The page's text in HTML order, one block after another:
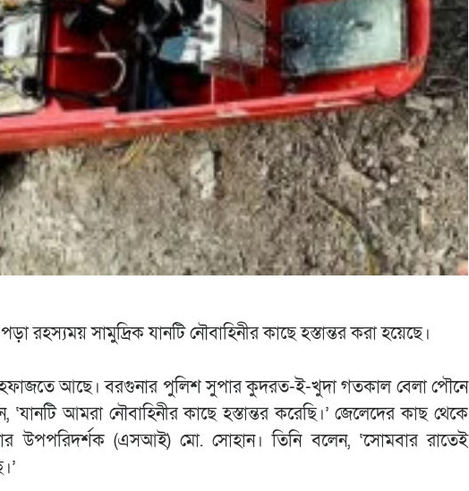
রহস্যময় সামুদ্রিক যানটি নৌবাহিনীর কাছে হস্তান্তর করা হয়েছে।
হেফাজতে আছে। বরগুনার পুলিশ সুপার কুদরত-ই-খুদা গতকাল বেলা পৌনে
‘যানটি আমরা নৌবাহিনীর কাছে হস্তান্তর করেছি।’ জেলেদের কাছ থেকে
উপপরিদর্শক (এসআই) মো. সোহান। তিনি বলেন, ‘‌সোমবার রাতেই